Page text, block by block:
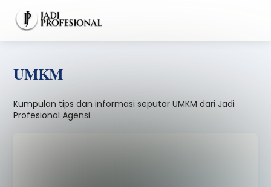
content
UMKM
Kumpulan tips dan informasi seputar UMKM dari Jadi
Profesional Agensi.